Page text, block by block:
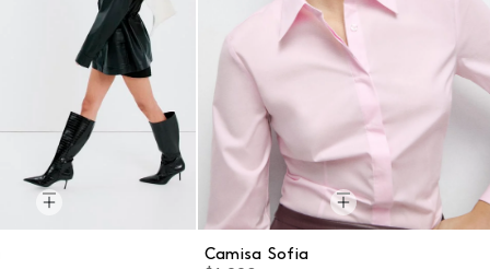
Camisa Sofia